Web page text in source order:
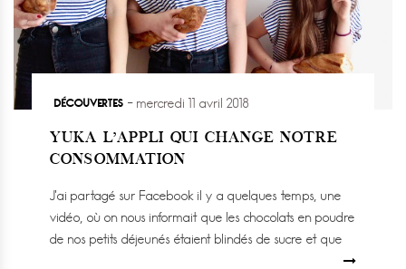
DÉCOUVERTES mercredi 11 avril 2018
YUKA L’APPLI QUI CHANGE NOTRE
CONSOMMATION
J’ai partagé sur Facebook il y a quelques temps, une
vidéo, où on nous informait que les chocolats en poudre
de nos petits déjeunés étaient blindés de sucre et que